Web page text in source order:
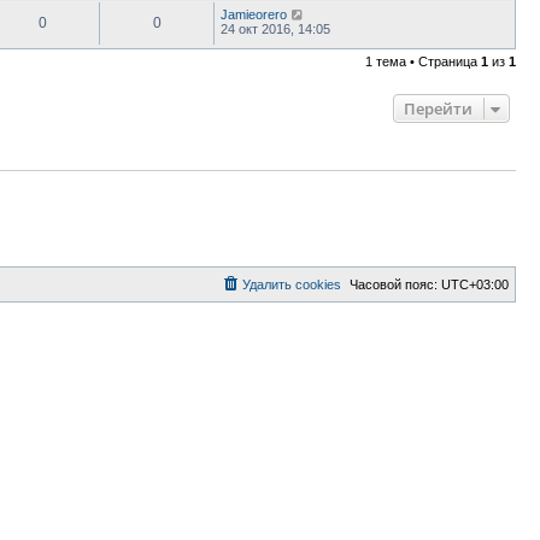
0 0
Jamieorero
24 окт 2016, 14:05
1 тема • Страница 1 из 1
Перейти
Часовой пояс: UTC+03:00
Удалить cookies